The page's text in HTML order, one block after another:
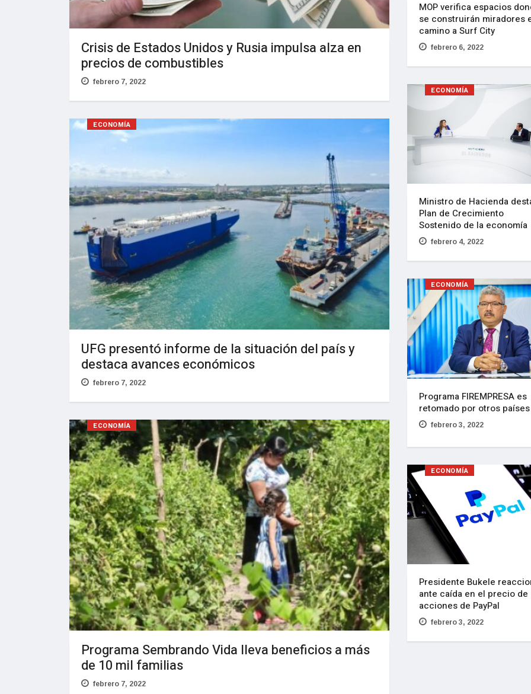
Crisis de Estados Unidos y Rusia impulsa alza en
precios de combustibles
febrero 7, 2022
ECONOMÍA
UFG presentó informe de la situación del país y
destaca avances económicos
febrero 7, 2022
ECONOMÍA
Programa Sembrando Vida lleva beneficios a más
de 10 mil familias
febrero 7, 2022
MOP verifica espacios
se construirán miradores
camino a Surf City
febrero 6, 2022
ECONOMÍA
Ministro de Hacienda
Plan de Crecimiento
Sostenido de la economía
febrero 4, 2022
ECONOMÍA
Programa FIREMPRESA es
retomado por otros países
febrero 3, 2022
ECONOMÍA
Presidente Bukele
ante caída en el precio de
acciones de PayPal
febrero 3, 2022